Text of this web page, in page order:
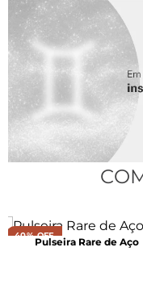
Modelo: Cordão
Comprimento do
Espessura do elo:
Fecho: Garra de
Material: Aço
40% OFF
Pulseira Rare de Aço